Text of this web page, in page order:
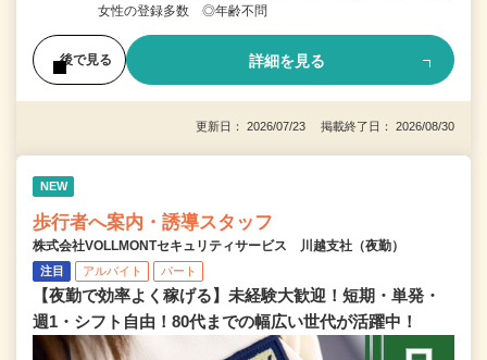
女性の登録多数 ◎年齢不問
後で見る 詳細を見る
更新日： 2026/07/23 掲載終了日： 2026/08/30
NEW
歩行者へ案内・誘導スタッフ
株式会社VOLLMONTセキュリティサービス 川越支社（夜勤）
注目 アルバイト パート
【夜勤で効率よく稼げる】未経験大歓迎！短期・単発・
週1・シフト自由！80代までの幅広い世代が活躍中！